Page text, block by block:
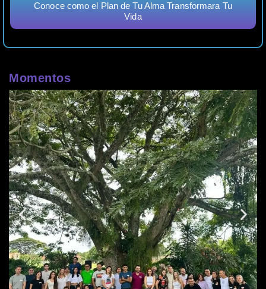
Conoce como el Plan de Tu Alma Transformara Tu
Vida
Momentos